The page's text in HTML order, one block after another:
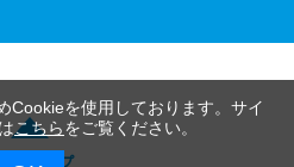
ジトップ
Cookieを使用しております。サイ
こちらをご覧ください。